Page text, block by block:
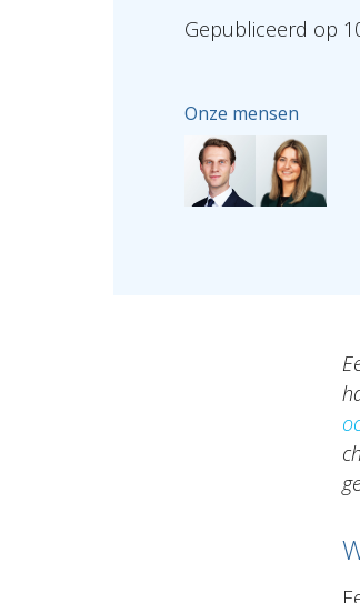
Gepubliceerd op
Onze mensen